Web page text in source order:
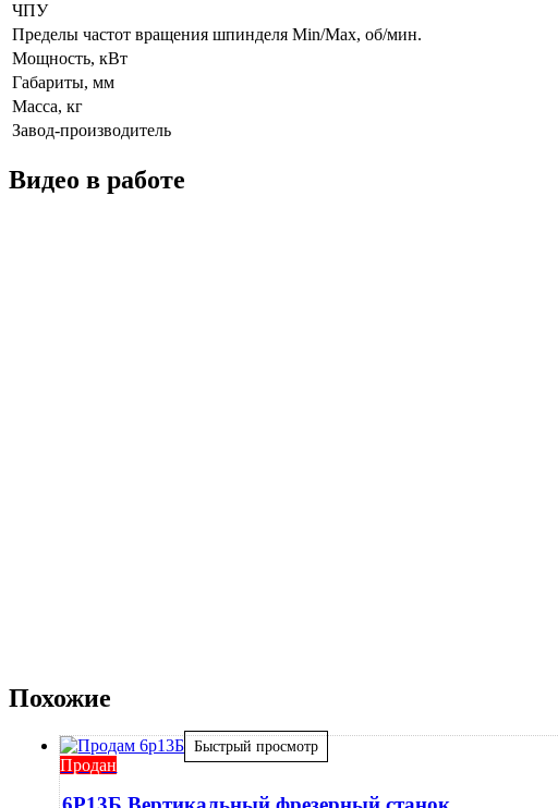
ЧПУ
Пределы частот вращения шпинделя Min/Max, об/мин.
Мощность, кВт
Габариты, мм
Масса, кг
Завод-производитель
Видео в работе
Похожие
Быстрый просмотр
Продан